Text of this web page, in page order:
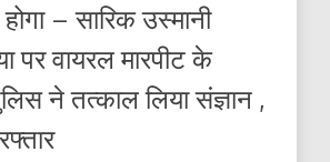
– सारिक उस्मानी
पर वायरल मारपीट के
ने तत्काल लिया संज्ञान ,